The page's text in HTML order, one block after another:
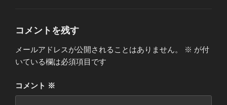
コメントを残す
メールアドレスが公開されることはありません。 ※ が付
いている欄は必須項目です
コメント ※